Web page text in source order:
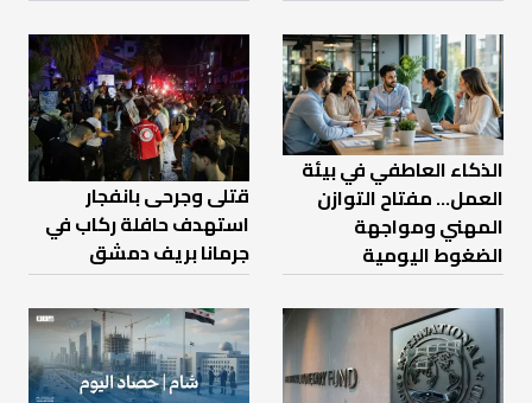
الذكاء العاطفي في بيئة
العمل… مفتاح التوازن
المهني ومواجهة
الضغوط اليومية
قتلى وجرحى بانفجار
استهدف حافلة ركاب في
جرمانا بريف دمشق